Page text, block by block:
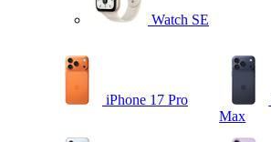
Watch SE
iPhone 17 Pro
Max